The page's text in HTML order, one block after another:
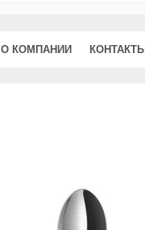
О КОМПАНИИ КОНТАКТЫ